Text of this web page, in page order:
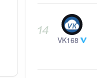
VK168